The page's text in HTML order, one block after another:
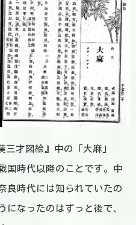
才図絵』中の「大麻」
国時代以降のことです。中
良時代には知られていたの
になったのはずっと後で、